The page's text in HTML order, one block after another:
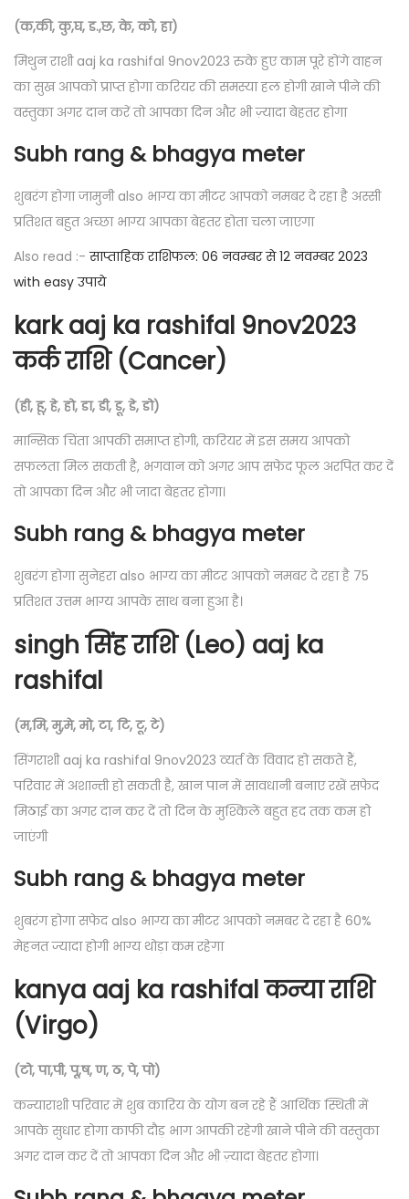
(क,की, कु,घ, ड.,छ, के, को, हा)
मिथुन राशी aaj ka rashifal 9nov2023 रुके हुए काम पूरे होंगे वाहन
का सुख आपको प्राप्त होगा करियर की समस्या हल होगी खाने पीने की
वस्तुका अगर दान करें तो आपका दिन और भी ज़्यादा बेहतर होगा
Subh rang & bhagya meter
शुबरंग होगा जामुनी also भाग्य का मीटर आपको नमबर दे रहा है अस्सी
प्रतिशत बहुत अच्छा भाग्य आपका बेहतर होता चला जाएगा
Also read :-साप्ताहिक राशिफल: 06 नवम्बर से 12 नवम्बर 2023
with easy उपाये
kark aaj ka rashifal 9nov2023
कर्क राशि (Cancer)
(ही, हू, हे, हो, डा, डी, डू, डे, डो)
मान्सिक चिंता आपकी समाप्त होगी, करियर में इस समय आपको
सफलता मिल सकती है, भगवान को अगर आप सफेद फूल अरपित कर दें
तो आपका दिन और भी जादा बेहतर होगा।
Subh rang & bhagya meter
शुबरंग होगा सुनेहरा also भाग्य का मीटर आपको नमबर दे रहा है 75
प्रतिशत उत्तम भाग्य आपके साथ बना हुआ है।
singh सिंह राशि (Leo) aaj ka
rashifal
(म,मि, मु,मे, मो, टा, टि, टू, टे)
सिंगराशी aaj ka rashifal 9nov2023 व्यर्त के विवाद हो सकते हैं,
परिवार में अशान्ती हो सकती है, खान पान में सावधानी बनाए रखें सफेद
मिठाई का अगर दान कर दें तो दिन के मुश्किलें बहुत हद तक कम हो
जाएंगी
Subh rang & bhagya meter
शुबरंग होगा सफेद also भाग्य का मीटर आपको नमबर दे रहा है 60%
मेहनत ज्यादा होगी भाग्य थोड़ा कम रहेगा
kanya aaj ka rashifal कन्या राशि
(Virgo)
(टो, पा,पी, पू,ष, ण, ठ, पे, पो)
कन्याराशी परिवार में शुब कारिय के योग बन रहे हैं आर्थिक स्थिती में
आपके सुधार होगा काफी दौड़ भाग आपकी रहेगी खाने पीने की वस्तुका
अगर दान कर दें तो आपका दिन और भी ज़्यादा बेहतर होगा।